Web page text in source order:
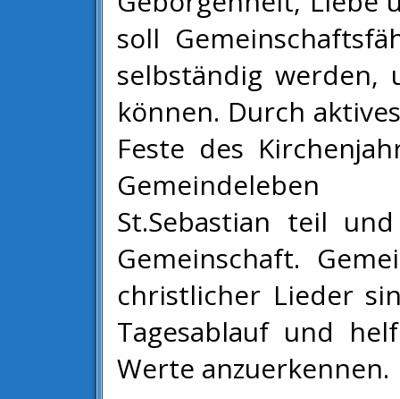
soll
selbständig werden,
können. Durch
Feste des
Gemeindeleben
St.Sebastian teil
Gemeinschaft.
christlicher Lieder
Tagesablauf und
Werte anzuerkennen.